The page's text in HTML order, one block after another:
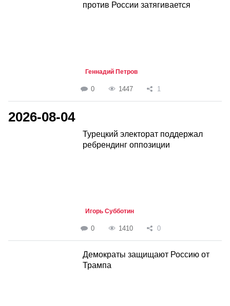
против России затягивается
Геннадий Петров
0 1447 1
2026-08-04
Турецкий электорат поддержал
ребрендинг оппозиции
Игорь Субботин
0 1410 0
Демократы защищают Россию от
Трампа